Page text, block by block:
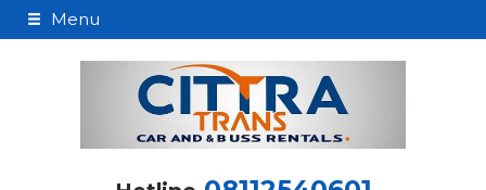
Menu